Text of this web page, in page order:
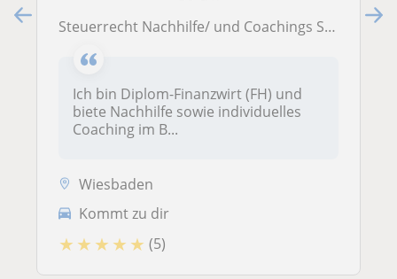
Steuerrecht Nachhilfe/ und Coachings Steuern einfach erklärt
Ich bin Diplom-Finanzwirt (FH) und
biete Nachhilfe sowie individuelles
Coaching im B...
Wiesbaden
Kommt zu dir
★ ★ ★ ★ ★ (5)